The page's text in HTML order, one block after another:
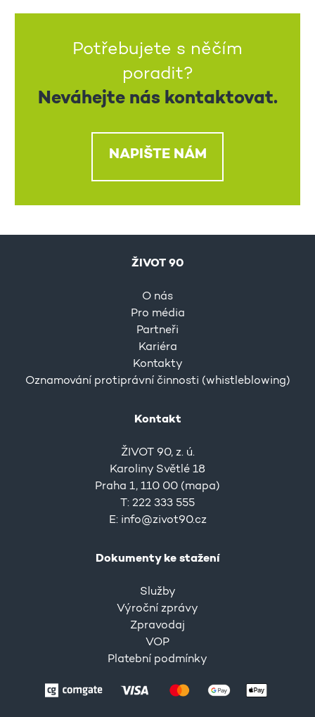
Potřebujete s něčím
poradit?
Neváhejte nás kontaktovat.
NAPIŠTE NÁM
ŽIVOT 90
O nás
Pro média
Partneři
Kariéra
Kontakty
Oznamování protiprávní činnosti (whistleblowing)
Kontakt
ŽIVOT 90, z. ú.
Karoliny Světlé 18
Praha 1, 110 00 (mapa)
T: 222 333 555
E: info@zivot90.cz
Dokumenty ke stažení
Služby
Výroční zprávy
Zpravodaj
VOP
Platební podmínky